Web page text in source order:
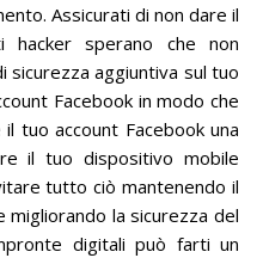
Assicurati di non dare il
hacker sperano che non
sicurezza aggiuntiva sul tuo
Facebook in modo che
tuo account Facebook una
il tuo dispositivo mobile
tutto ciò mantenendo il
la sicurezza del
digitali può farti un